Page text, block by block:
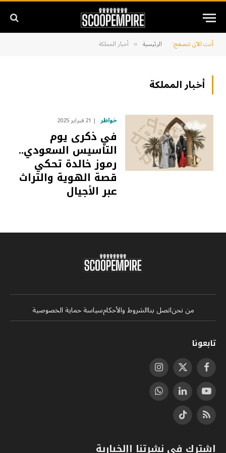
أنت الآن تتصفح: الرئيسية » أخبار المملكة
أخبار المملكة
خواطر 21 فبراير 2025
في ذكرى يوم
التأسيس السعودي..
رموز خالدة تحكي
قصة الهوية والتراث
عبر الأجيال
من نحناتصل بناالشروط والأحكامسياسة حماية الخصوصية
تابعونا
فيسبوكX
(Twitter)
الانستغرام
يوتيوب لينكدإنواتساب
RSS
تيكتوك
اشترك في نشرتنا اإلخبارية